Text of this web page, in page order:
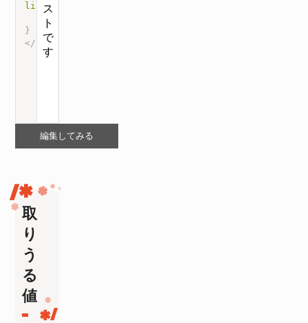
li
{
list-style
}
</ style
編集してみる
取
り
う
る
値